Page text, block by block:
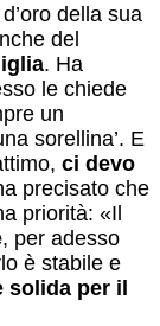
della sua
del
. Ha
le chiede
un
sorellina’. E
ci devo
precisato che
priorità: «Il
, per adesso
è stabile e
solida per il